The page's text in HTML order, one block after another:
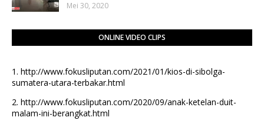
Mei 30, 2020
ONLINE VIDEO CLIPS
1. http://www.fokusliputan.com/2021/01/kios-di-sibolga-
sumatera-utara-terbakar.html
2. http://www.fokusliputan.com/2020/09/anak-ketelan-duit-
malam-ini-berangkat.html